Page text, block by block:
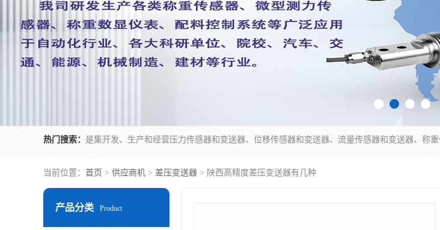
热门搜索：
当前位置： 首页 > 供应商机 > 差压变送器 > 陕西高精度差压变送器有几种
产品分类 Product